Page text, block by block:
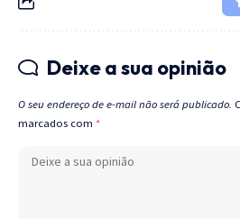
Deixe a sua opinião
O seu endereço de e-mail não será publicado.
marcados com *